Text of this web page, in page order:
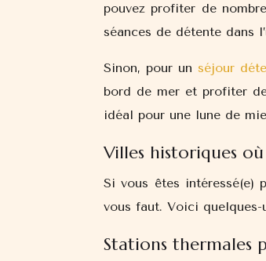
pouvez profiter de
séances de détente dans
Sinon, pour un séjour
bord de mer et profiter
idéal pour une lune de
Villes historiques
Si vous êtes intéressé(e)
vous faut. Voici
Stations thermales